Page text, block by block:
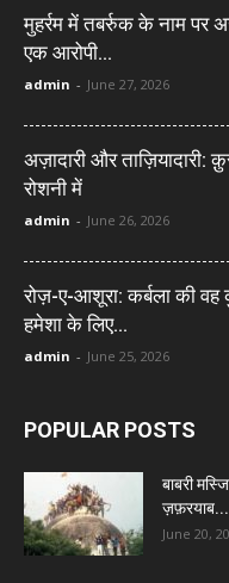
मुहर्रम में तबर्रुक के नाम पर
एक आरोपी...
admin - June 27, 2026
अज़ादारी और
रोशनी में
admin - June 26, 2026
रोज़-ए-आशूरा: कर्बला की
हमेशा के लिए...
admin - June 25, 2026
POPULAR POSTS
बाबरी
ज़फ़रयाब...
June 20,